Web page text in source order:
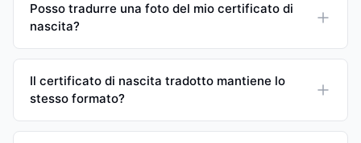
Posso tradurre una foto del mio certificato di
nascita?
Il certificato di nascita tradotto mantiene lo
stesso formato?